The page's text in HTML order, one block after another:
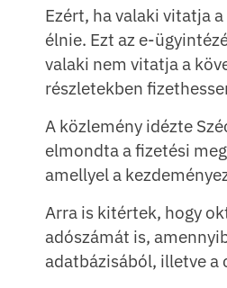
Ezért, ha valaki vitatja
élnie. Ezt az e-
valaki nem vitatja a
részletekben
A közlemény idézte
elmondta a fizetési
amellyel a
Arra is kitértek, hogy
adószámát is,
adatbázisából, illetve a